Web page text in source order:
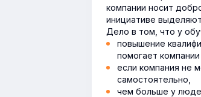
компании носит
инициативе
Дело в том, что у
повышение
помогает
если компания не
самостоятельно,
чем больше у